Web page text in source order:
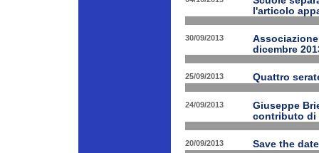
l'articolo
30/09/2013
dicembre
25/09/2013 Quattro
24/09/2013
Giuseppe
contributo di
20/09/2013 Save the